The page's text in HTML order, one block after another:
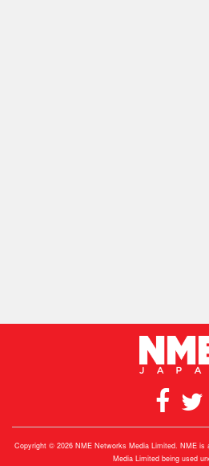
Copyright © 2026 NME Networks Media Limited. NME is
Media Limited being used